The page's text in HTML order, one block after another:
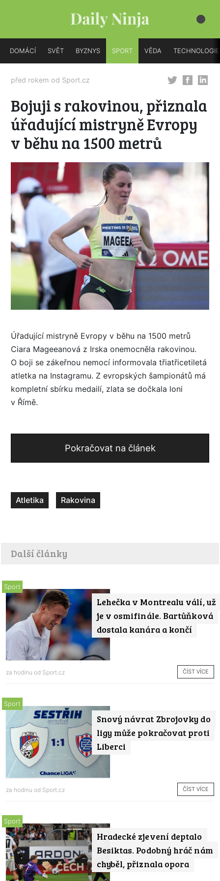
DOMÁCÍ SVĚT BYZNYS SPORT VĚDA TECHNOLOGIE
před rokem od Sport.cz
Bojuji s rakovinou, přiznala
úřadující mistryně Evropy
v běhu na 1500 metrů
Úřadující mistryně Evropy v běhu na 1500 metrů
Ciara Mageeanová z Irska onemocněla rakovinou.
O boji se zákeřnou nemocí informovala třiatřicetiletá
atletka na Instagramu. Z evropských šampionátů má
kompletní sbírku medailí, zlata se dočkala loni
v Římě.
Pokračovat na článek
Atletika Rakovina
Další články
Lehečka v Montrealu válí, už
je v osmifinále. Bartůňková
dostala kanára a končí
Sport
za hodinu od Sport.cz ČÍST VÍCE
Snový návrat Zbrojovky do
ligy může pokračovat proti
Liberci
Sport
za hodinu od Sport.cz ČÍST VÍCE
Hradecké zjevení deptalo
Besiktas. Podobný hráč nám
chyběl, přiznala opora
Sport